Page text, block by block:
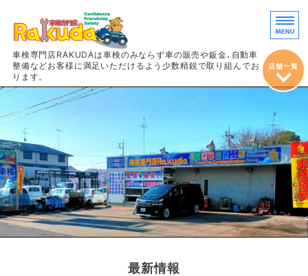
車両販売・
車検専門店RAKUDAは車検のみならず車の販売や鈑金､自動車
整備などお客様に満足いただけるよう少数精鋭で取り組んでお
ります。
ホーム
車検
整備＆定期点検
鈑金・塗装
車両販売
最新情報
店舗一覧